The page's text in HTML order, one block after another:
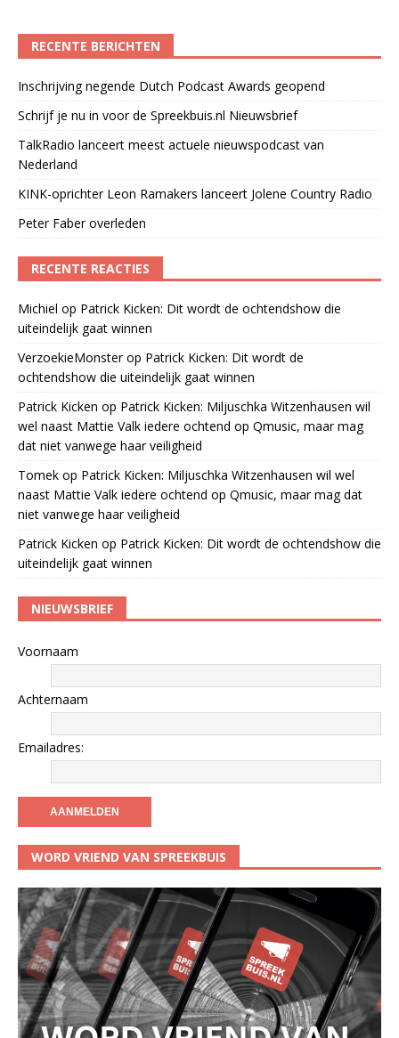
RECENTE BERICHTEN
Inschrijving negende Dutch Podcast Awards geopend
Schrijf je nu in voor de Spreekbuis.nl Nieuwsbrief
TalkRadio lanceert meest actuele nieuwspodcast van
Nederland
KINK-oprichter Leon Ramakers lanceert Jolene Country Radio
Peter Faber overleden
RECENTE REACTIES
Michiel op Patrick Kicken: Dit wordt de ochtendshow die
uiteindelijk gaat winnen
VerzoekieMonsterop Patrick Kicken: Dit wordt de
ochtendshow die uiteindelijk gaat winnen
Patrick Kicken op Patrick Kicken: Miljuschka Witzenhausen wil
wel naast Mattie Valk iedere ochtend op Qmusic, maar mag
dat niet vanwege haar veiligheid
Tomek op Patrick Kicken: Miljuschka Witzenhausen wil wel
naast Mattie Valk iedere ochtend op Qmusic, maar mag dat
niet vanwege haar veiligheid
Patrick Kicken op Patrick Kicken: Dit wordt de ochtendshow die
uiteindelijk gaat winnen
NIEUWSBRIEF
Voornaam
Achternaam
Emailadres:
WORD VRIEND VAN SPREEKBUIS